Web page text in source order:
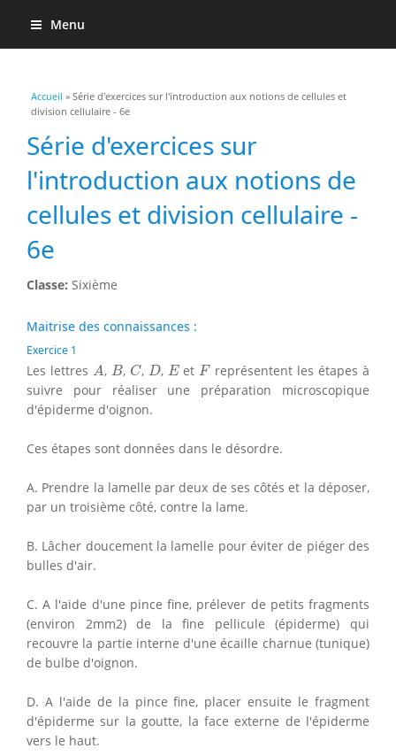
Menu
Vous êtes ici
Accueil » Série d'exercices sur l'introduction aux notions de cellules et
division cellulaire - 6e
Série d'exercices sur
l'introduction aux notions de
cellules et division cellulaire -
6e
Classe: Sixième
Maitrise des connaissances :
Exercice 1
Les lettres A
A , B
B, C
C, D
D, E
Eet F
F représentent les étapes à
suivre pour réaliser une préparation microscopique
d'épiderme d'oignon.
Ces étapes sont données dans le désordre.
A. Prendre la lamelle par deux de ses côtés et la déposer,
par un troisième côté, contre la lame.
B. Lâcher doucement la lamelle pour éviter de piéger des
bulles d'air.
C. A l'aide d'une pince fine, prélever de petits fragments
(environ 2mm2) de la fine pellicule (épiderme) qui
recouvre la partie interne d'une écaille charnue (tunique)
de bulbe d'oignon.
D. A l'aide de la pince fine, placer ensuite le fragment
d'épiderme sur la goutte, la face externe de l'épiderme
vers le haut.